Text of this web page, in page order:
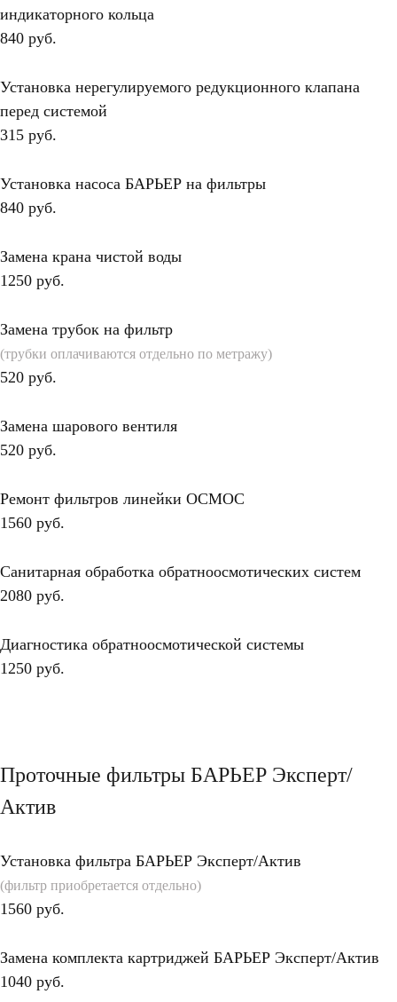
индикаторного кольца
840 руб.
Установка нерегулируемого редукционного клапана
перед системой
315 руб.
Установка насоса БАРЬЕР на фильтры
840 руб.
Замена крана чистой воды
1250 руб.
Замена трубок на фильтр
(трубки оплачиваются отдельно по метражу)
520 руб.
Замена шарового вентиля
520 руб.
Ремонт фильтров линейки ОСМОС
1560 руб.
Санитарная обработка обратноосмотических систем
2080 руб.
Диагностика обратноосмотической системы
1250 руб.
Проточные фильтры БАРЬЕР Эксперт/
Актив
Установка фильтра БАРЬЕР Эксперт/Актив
(фильтр приобретается отдельно)
1560 руб.
Замена комплекта картриджей БАРЬЕР Эксперт/Актив
1040 руб.